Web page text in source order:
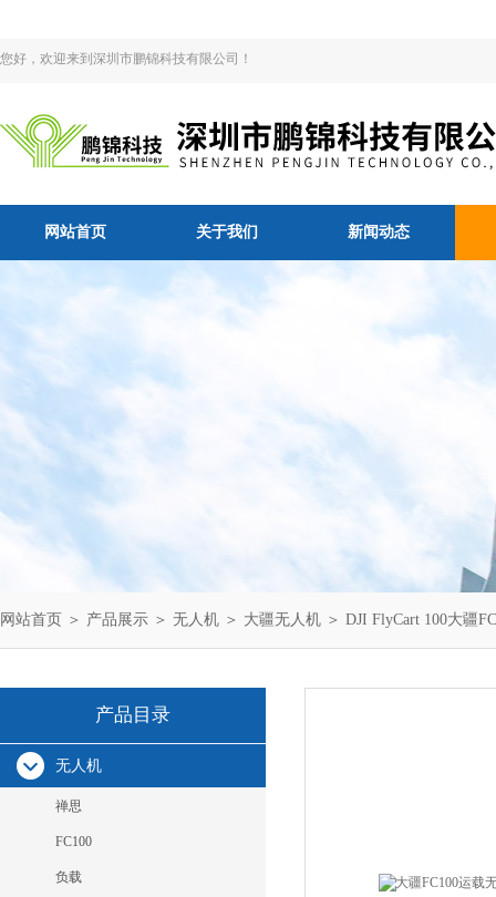
您好，欢迎来到深圳市鹏锦科技有限公司！
网站首页 关于我们 新闻动态
网站首页 ＞ 产品展示 ＞ 无人机 ＞ 大疆无人机 ＞ DJI FlyCart 100大疆
产品目录
无人机
禅思
FC100
负载